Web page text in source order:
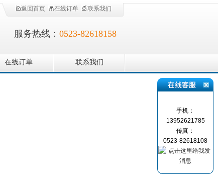
返回首页 在线订单 联系我们
服务热线： 0523-82618158
在线订单 联系我们
手机：
13952621785
传真：
0523-82618108